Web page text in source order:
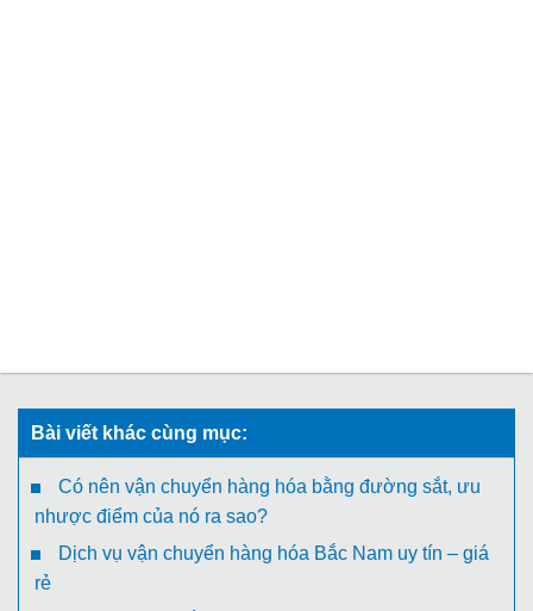
Bài viết khác cùng mục:
Có nên vận chuyển hàng hóa bằng đường sắt, ưu
nhược điểm của nó ra sao?
Dịch vụ vận chuyển hàng hóa Bắc Nam uy tín – giá
rẻ